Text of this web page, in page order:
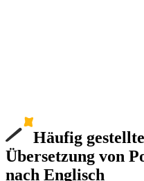
Häufig
Übersetzung von
nach Englisch